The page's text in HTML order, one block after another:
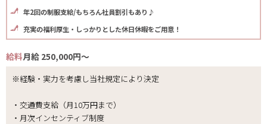
年2回の制服支給/もちろん社員割引もあり♪
充実の福利厚生・しっかりとした休日休暇をご用意！
給料月給 250,000円～
※経験・実力を考慮し当社規定により決定
・交通費支給（月10万円まで）
・月次インセンティブ制度